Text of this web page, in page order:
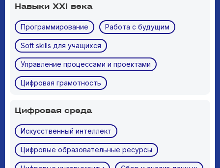
Навыки XXI века
Программирование Работа с будущим
Soft skills для учащихся
Управление процессами и проектами
Цифровая грамотность
Цифровая среда
Искусственный интеллект
Цифровые образовательные ресурсы